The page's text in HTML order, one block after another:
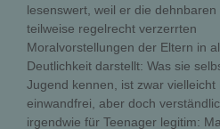
lesenswert, weil er die dehnbaren
teilweise regelrecht verzerrten
Moralvorstellungen der Eltern in
Deutlichkeit darstellt: Was sie
Jugend kennen, ist zwar vielleicht
einwandfrei, aber doch
irgendwie für Teenager legitim: